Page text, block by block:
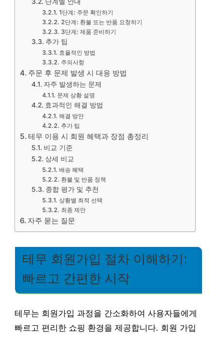
1단계: 주문 확인하기
2단계: 환불 또는 반품 요청하기
3단계: 제품 준비하기
추가 팁
효율적인 방법
주의사항
주문 후 문제 발생 시 대응 방법
자주 발생하는 문제
문제 상황 설명
효과적인 해결 방법
해결 방안
추가 팁
테무 이용 시 회원 혜택과 장점 총정리
비교 기준
상세 비교
배송 혜택
환불 및 반품 정책
종합 평가 및 추천
상황별 최적 선택
최종 제안
자주 묻는 질문
테무 회원가입 절차 이해하기:
빠르고 간편한 시작
테무는 회원가입 과정을 간소화하여 사용자들에게
빠르고 편리한 쇼핑 환경을 제공합니다. 회원 가입